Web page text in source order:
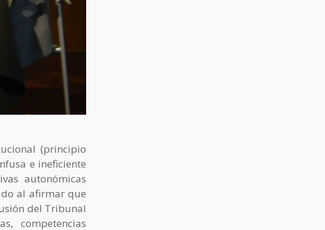
(principio
e ineficiente
autonómicas
al afirmar que
del Tribunal
competencias